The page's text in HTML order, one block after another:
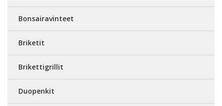
Bonsairavinteet
Briketit
Brikettigrillit
Duopenkit